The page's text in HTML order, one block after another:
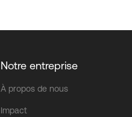
Notre entreprise
À propos de nous
Impact